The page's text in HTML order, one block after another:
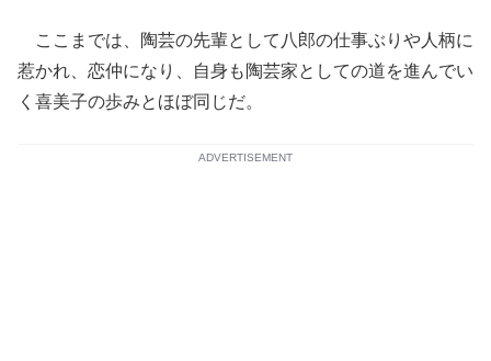
ここまでは、陶芸の先輩として八郎の仕事ぶりや人柄に
惹かれ、恋仲になり、自身も陶芸家としての道を進んでい
く喜美子の歩みとほぼ同じだ。
ADVERTISEMENT